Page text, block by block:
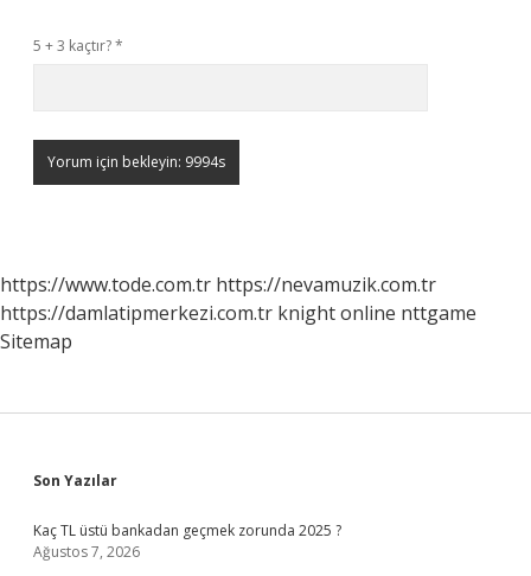
5 + 3 kaçtır?*
https://www.tode.com.tr https://nevamuzik.com.tr
https://damlatipmerkezi.com.tr knight online nttgame
Sitemap
Sidebar
Son Yazılar
Kaç TL üstü bankadan geçmek zorunda 2025 ?
Ağustos 7, 2026